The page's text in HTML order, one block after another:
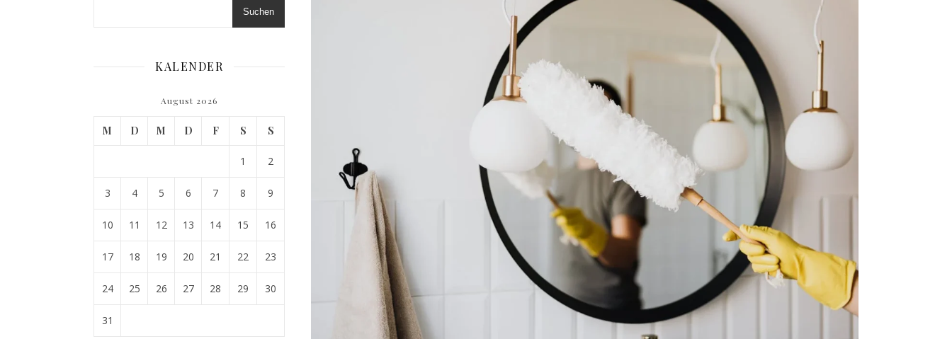
Suchen
KALENDER
August 2026
M D M D F S S
1 2
3 4 5 6 7 8 9
10 11 12 13 14 15 16
17 18 19 20 21 22 23
24 25 26 27 28 29 30
31